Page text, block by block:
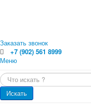
Заказать звонок
+7 (902) 561 8999
Меню
Каталог
Оцилиндрованное бревно
Профилированный брус
Главная
Каталог
Искать...
Искать